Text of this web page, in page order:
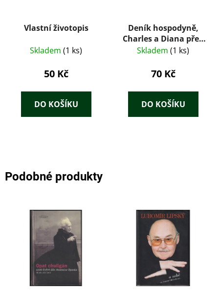
Vlastní životopis
Skladem (1 ks)
50 Kč
DO KOŠÍKU
Deník hospodyně,
Charles a Diana před
rozvodem
Skladem (1 ks)
70 Kč
DO KOŠÍKU
Podobné produkty